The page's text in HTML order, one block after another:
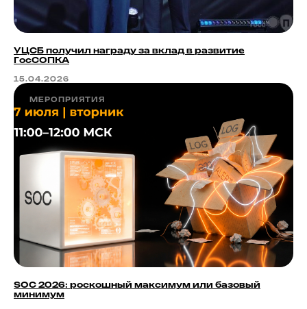
УЦСБ получил награду за вклад в развитие
ГосСОПКА
15.04.2026
МЕРОПРИЯТИЯ
SOC 2026: роскошный максимум или базовый
минимум